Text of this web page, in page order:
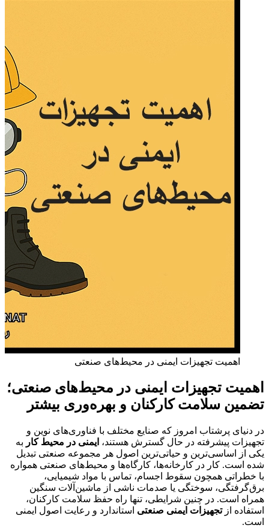
اهمیت تجهیزات ایمنی در محیط‌های صنعتی
اهمیت تجهیزات ایمنی در محیط‌های صنعتی؛
تضمین سلامت کارکنان و بهره‌وری بیشتر
در دنیای پرشتاب امروز که صنایع مختلف با فناوری‌های نوین و
تجهیزات پیشرفته در حال گسترش هستند، ایمنی در محیط کار به
یکی از اساسی‌ترین و حیاتی‌ترین اصول هر مجموعه صنعتی تبدیل
شده است. کار در کارخانه‌ها، کارگاه‌ها و محیط‌های صنعتی همواره
با خطراتی همچون سقوط اجسام، تماس با مواد شیمیایی،
برق‌گرفتگی، سوختگی یا صدمات ناشی از ماشین‌آلات سنگین
همراه است. در چنین شرایطی، تنها راه حفظ سلامت کارکنان،
استفاده ازتجهیزات ایمنی صنعتی استاندارد و رعایت اصول ایمنی
است.